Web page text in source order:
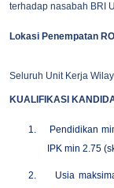
terhadap nasabah BRI
Lokasi Penempatan
Seluruh Unit Kerja
KUALIFIKASI
1.
Pendidikan
IPK min 2.75
2.
Usia